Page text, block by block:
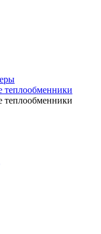
теплообменники
теплообменники